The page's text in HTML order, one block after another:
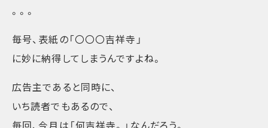
。。。
毎号、表紙の「〇〇〇吉祥寺」
に妙に納得してしまうんですよね。
広告主であると同時に、
いち読者でもあるので、